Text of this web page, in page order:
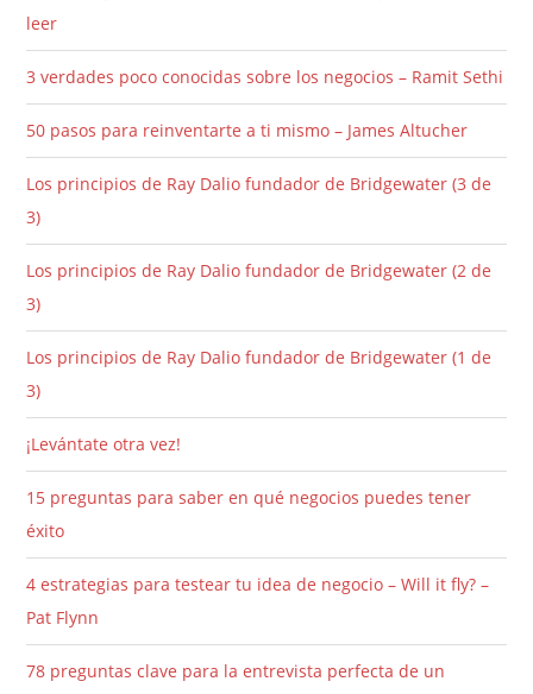
leer
3 verdades poco conocidas sobre los negocios – Ramit Sethi
50 pasos para reinventarte a ti mismo – James Altucher
Los principios de Ray Dalio fundador de Bridgewater (3 de
3)
Los principios de Ray Dalio fundador de Bridgewater (2 de
3)
Los principios de Ray Dalio fundador de Bridgewater (1 de
3)
¡Levántate otra vez!
15 preguntas para saber en qué negocios puedes tener
éxito
4 estrategias para testear tu idea de negocio – Will it fly? –
Pat Flynn
78 preguntas clave para la entrevista perfecta de un